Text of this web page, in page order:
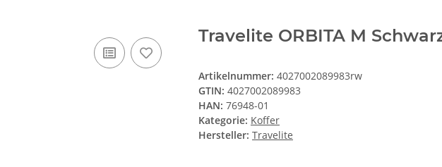
Travelite ORBITA M
Artikelnummer: 4027002089983rw
GTIN: 4027002089983
HAN: 76948-01
Kategorie: Koffer
Hersteller: Travelite